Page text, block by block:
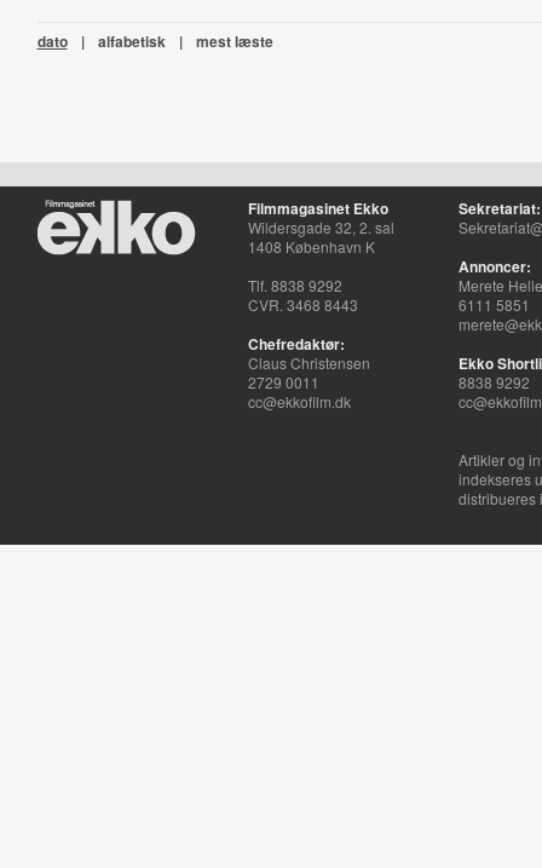
dato | alfabetisk | mest læste
Filmmagasinet Ekko
Wildersgade 32, 2. sal
1408 København K
Tlf. 8838 9292
CVR. 3468 8443
Chefredaktør:
Claus Christensen
2729 0011
cc@ekkofilm.dk
Sekretariat:
Annoncer:
Merete
6111 5851
Ekko
8838 9292
Artikler og
indekseres
distribueres